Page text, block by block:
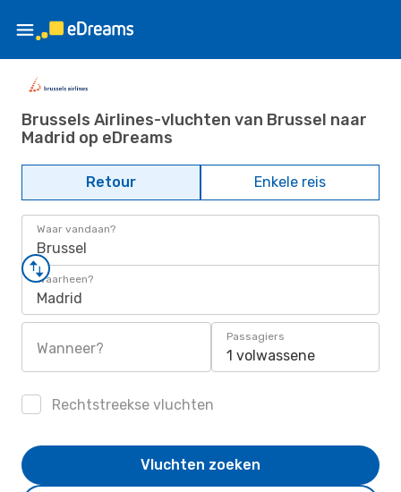
Brussels Airlines-vluchten van Brussel naar
Madrid op eDreams
Retour Enkele reis
Waar vandaan?
Brussel
Waarheen?
Madrid
Wanneer?
Passagiers
1 volwassene
Rechtstreekse vluchten
Vluchten zoeken